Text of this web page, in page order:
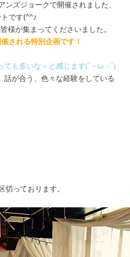
ズジョークで開催されました、
です(^^♪
様が集まってくださいました。
される特別企画です！
ても多いな～と感じます(`・ω・´)
話が合う、色々な経験をしている
切っております。